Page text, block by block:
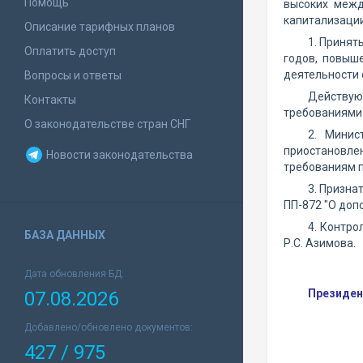
Описание тарифных планов
Оплатить доступ
Вопросы и ответы
Контакты
О законодательстве стран СНГ
Новости законодательства
БАЗА ДАННЫХ
Дата обновления БД:
07.08.2026
Добавлено/обновлено документов:
427 / 975
высоких
1.
годов,
2.
требованиям
3.
ПП-872 "О
4.
Р.С. Азимова.